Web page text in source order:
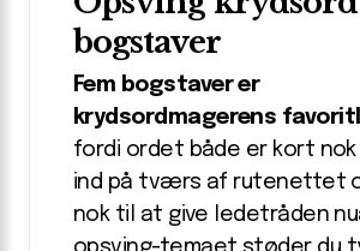
bogstaver
Fem bogstaver er
krydsordmagerens
fordi ordet både er kort
ind på tværs af rutenettet
nok til at give ledetråden